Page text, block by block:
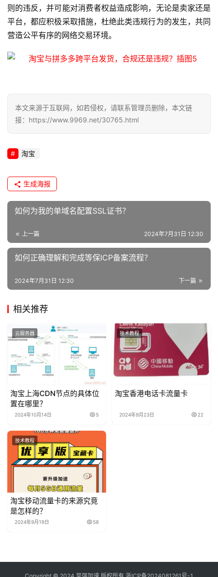
运
维
络
n
x
维
则的违反，并可能对消费者权益造成影响，无论是卖家还是
平台，都应积极采取措施，杜绝此类违规行为的发生，共同
营造公平有序的网络交易环境。
本文来源于互联网，如若侵权，请联系管理员删除，本文链
接：https://www.9969.net/30765.html
淘宝
生成海报
如何为我的单域名配置SSL证书？
上一篇 2024年7月31日 12:30
如何正确理解和完成等保ICP备案流程？
下一篇
2024年7月31日 12:30
相关推荐
云服务器
淘宝上海CDN节点的具体位
置在哪里？
2024年10月14日 5
技术教程
淘宝香港电话卡流量卡
2024年9月23日 22
技术教程
淘宝移动流量卡的来源究竟
是怎样的？
2024年9月19日 58